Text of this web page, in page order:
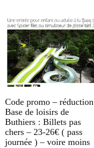
Code promo – réduction
Base de loisirs de
Buthiers : Billets pas
chers – 23-26€ ( pass
journée ) – voire moins